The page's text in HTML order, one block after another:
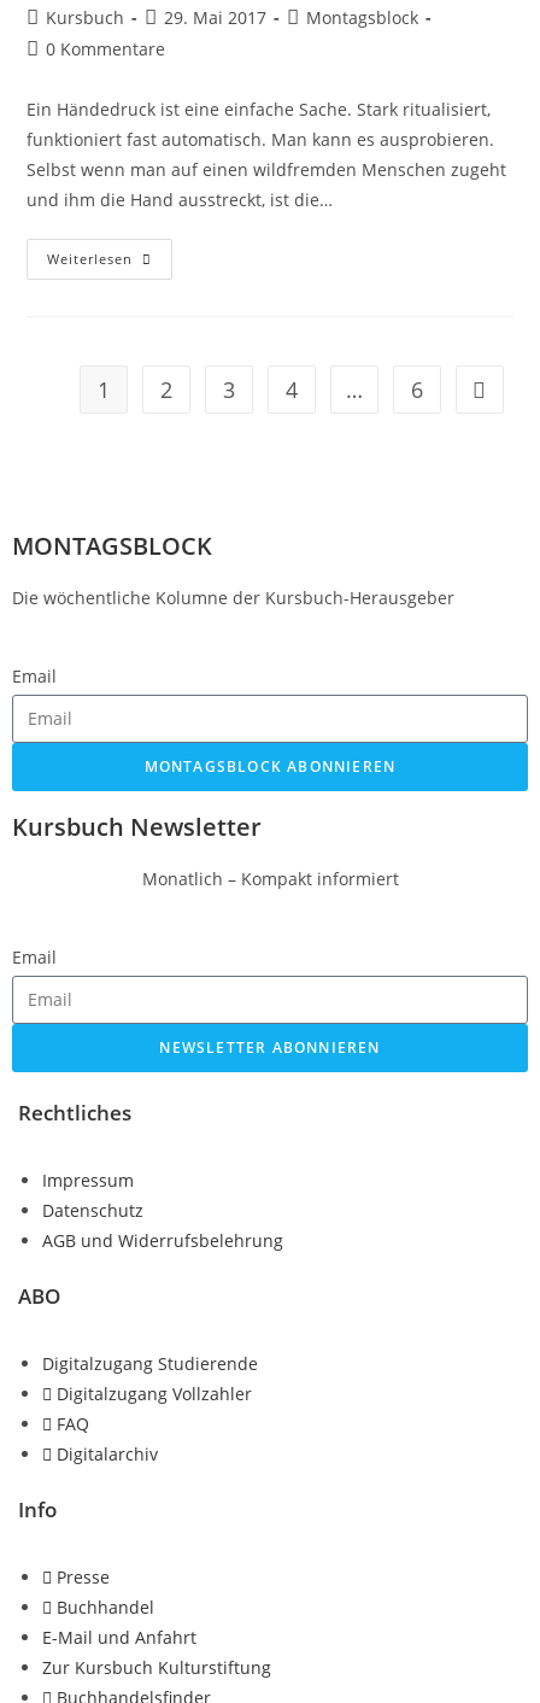
Kursbuch 29. Mai 2017
Montagsblock
0 Kommentare
Ein Händedruck ist eine einfache Sache. Stark ritualisiert,
funktioniert fast automatisch. Man kann es ausprobieren.
Selbst wenn man auf einen wildfremden Menschen zugeht
und ihm die Hand ausstreckt, ist die…
Weiterlesen
1 2 3 4 … 6
MONTAGSBLOCK
Die wöchentliche Kolumne der Kursbuch-Herausgeber
Email
MONTAGSBLOCK ABONNIEREN
Kursbuch Newsletter
Monatlich – Kompakt informiert
Email
NEWSLETTER ABONNIEREN
Rechtliches
Impressum
Datenschutz
AGB und Widerrufsbelehrung
ABO
Digitalzugang Studierende
Digitalzugang Vollzahler
FAQ
Digitalarchiv
Info
Presse
Buchhandel
E-Mail und Anfahrt
Zur Kursbuch Kulturstiftung
Buchhandelsfinder